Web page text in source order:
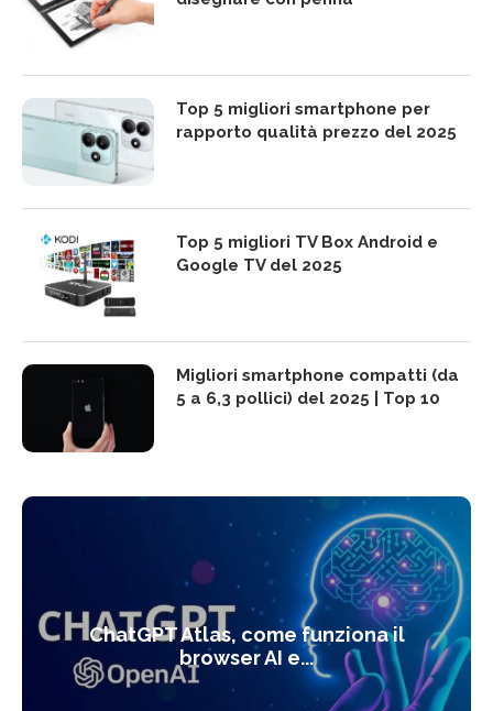
Top 5 migliori smartphone per
rapporto qualità prezzo del 2025
Top 5 migliori TV Box Android e
Google TV del 2025
Migliori smartphone compatti (da
5 a 6,3 pollici) del 2025 | Top 10
ChatGPT Atlas, come funziona il
browser AI e...